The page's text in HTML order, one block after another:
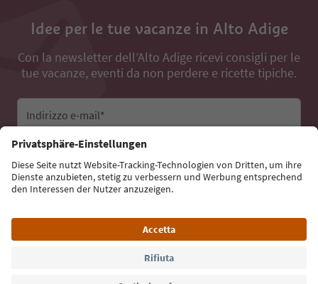
Idee per le tue vacanze in Alto Adige
Con la newsletter dell’Alto Adige ricevi consigli per le
tue vacanze, eventi da non perdere e ricette tipiche.
Indirizzo e-mail*
Iscriviti alla newsletter